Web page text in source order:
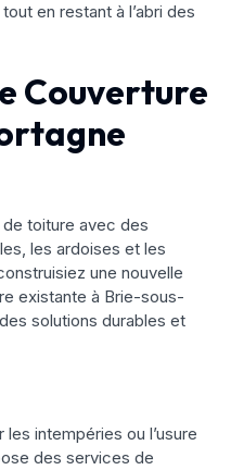
en restant à l’abri des
Couverture
toiture avec des
les ardoises et les
une nouvelle
existante à Brie-sous-
solutions durables et
intempéries ou l’usure
des services de